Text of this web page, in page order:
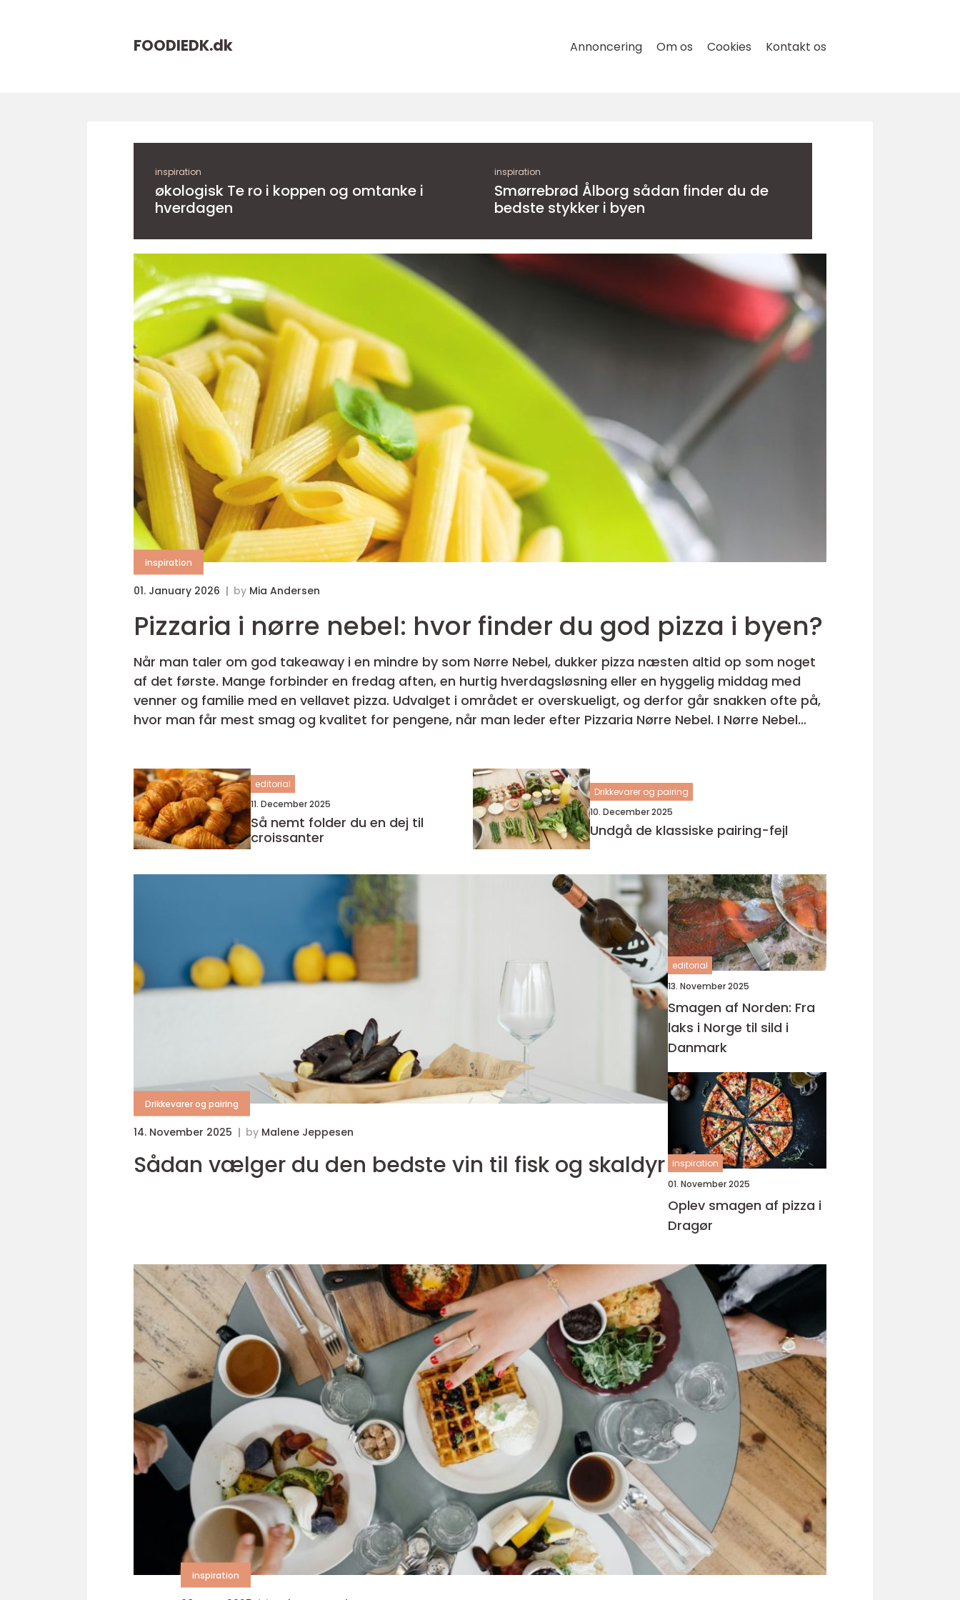
FOODIEDK.dk Annoncering Om os Cookies Kontakt os
inspiration
økologisk Te ro i koppen og omtanke i
hverdagen
inspiration
Smørrebrød Ålborg sådan finder du de
bedste stykker i byen
inspiration
01. January 2026 by Mia Andersen
Pizzaria i nørre nebel: hvor finder du god pizza i byen?
Når man taler om god takeaway i en mindre by som Nørre Nebel, dukker pizza næsten altid op som noget
af det første. Mange forbinder en fredag aften, en hurtig hverdagsløsning eller en hyggelig middag med
venner og familie med en vellavet pizza. Udvalget i området er overskueligt, og derfor går snakken ofte på,
hvor man får mest smag og kvalitet for pengene, når man leder efter Pizzaria Nørre Nebel. I Nørre Nebel
editorial
11. December 2025
Så nemt folder du en dej til
croissanter
Drikkevarer og pairing
10. December 2025
Undgå de klassiske pairing-fejl
Drikkevarer og pairing
14. November 2025 by Malene Jeppesen
Sådan vælger du den bedste vin til fisk og skaldyr
editorial
13. November 2025
Smagen af Norden: Fra
laks i Norge til sild i
Danmark
inspiration
01. November 2025
Oplev smagen af pizza i
Dragør
inspiration